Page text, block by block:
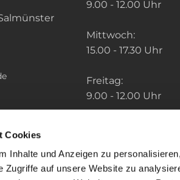
Cookies
Inhalte und Anzeigen zu
Zugriffe auf unsere Website zu
9.00 - 12.00 Uhr
Mittwoch:
15.00 - 17.30 Uhr
Freitag:
9.00 - 12.00 Uhr